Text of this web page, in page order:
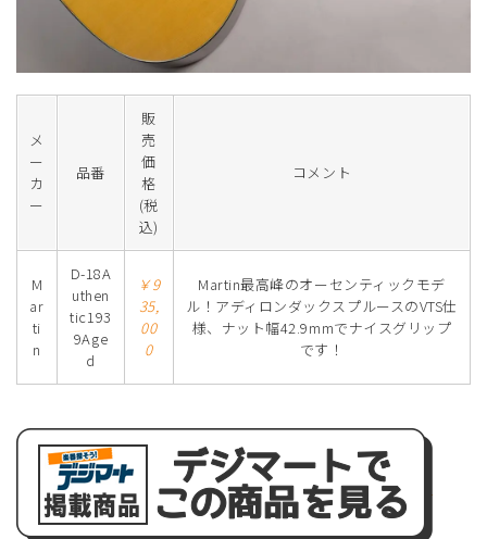
メ
ー
カ
ー
品番
販
売
価
格
(税
込)
コメント
M
ar
ti
n
D-18A
uthen
tic193
9Age
d
￥9
35,
00
0
Martin最高峰のオーセンティックモデ
ル！アディロンダックスプルースのVTS仕
様、ナット幅42.9mmでナイスグリップ
です！